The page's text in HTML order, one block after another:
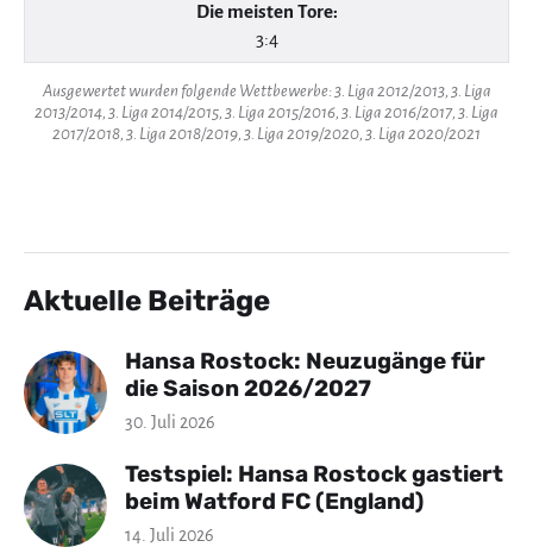
Die meisten Tore:
3:4
Ausgewertet wurden folgende Wettbewerbe: 3. Liga 2012/2013, 3. Liga
2013/2014, 3. Liga 2014/2015, 3. Liga 2015/2016, 3. Liga 2016/2017, 3. Liga
2017/2018, 3. Liga 2018/2019, 3. Liga 2019/2020, 3. Liga 2020/2021
Aktuelle Beiträge
Hansa Rostock: Neuzugänge für
die Saison 2026/2027
30. Juli 2026
Testspiel: Hansa Rostock gastiert
beim Watford FC (England)
14. Juli 2026